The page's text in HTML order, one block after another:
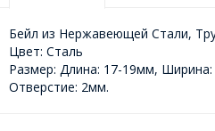
Бейл из Нержавеющей Стали,
Цвет: Сталь
Размер: Длина: 17-19мм,
Отверстие: 2мм.